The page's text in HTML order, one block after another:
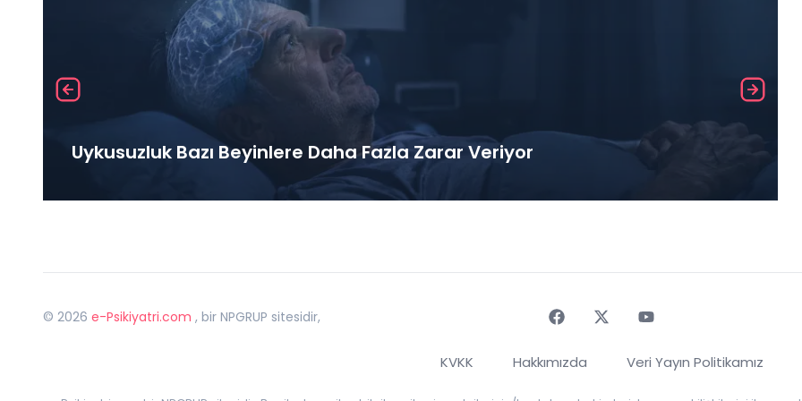
Uykusuzluk Bazı Beyinlere Daha Fazla Zarar Veriyor
© 2026 e-Psikiyatri.com , bir NPGRUP sitesidir,
KVKK Hakkımızda Veri Yayın Politikamız